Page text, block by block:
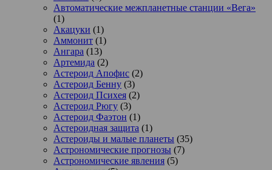
Автоматические межпланетные станции «Вега»
(1)
Акацуки (1)
Аммонит (1)
Ангара (13)
Артемида (2)
Астероид Апофис (2)
Астероид Бенну (3)
Астероид Психея (2)
Астероид Рюгу (3)
Астероид Фаэтон (1)
Астероидная защита (1)
Астероиды и малые планеты (35)
Астрономические прогнозы (7)
Астрономические явления (5)